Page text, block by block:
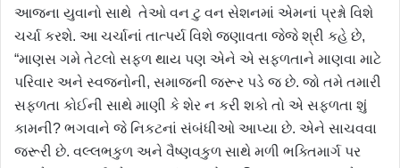
આજના યુવાનો સાથે તેઓ વન ટુ વન સેશનમાં એમનાં પ્રશ્નો વિશે
ચર્ચા કરશે. આ ચર્ચાનાં તાત્પર્ય વિશે જણાવતા જેજે શ્રી કહે છે,
“માણસ ગમે તેટલો સફળ થાય પણ એને એ સફળતાને માણવા માટે
પરિવાર અને સ્વજનોની, સમાજની જરૂર પડે જ છે. જો તમે તમારી
સફળતા કોઈની સાથે માણી કે શેર ન કરી શકો તો એ સફળતા શું
કામની? ભગવાને જે નિકટનાં સંબંધીઓ આપ્યા છે. એને સાચવવા
જરૂરી છે. વલ્લભકુળ અને વૈષ્ણવકુળ સાથે મળી ભક્તિમાર્ગ પર